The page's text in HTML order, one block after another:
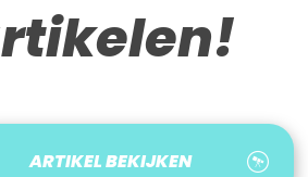
ARTIKEL BEKIJKEN